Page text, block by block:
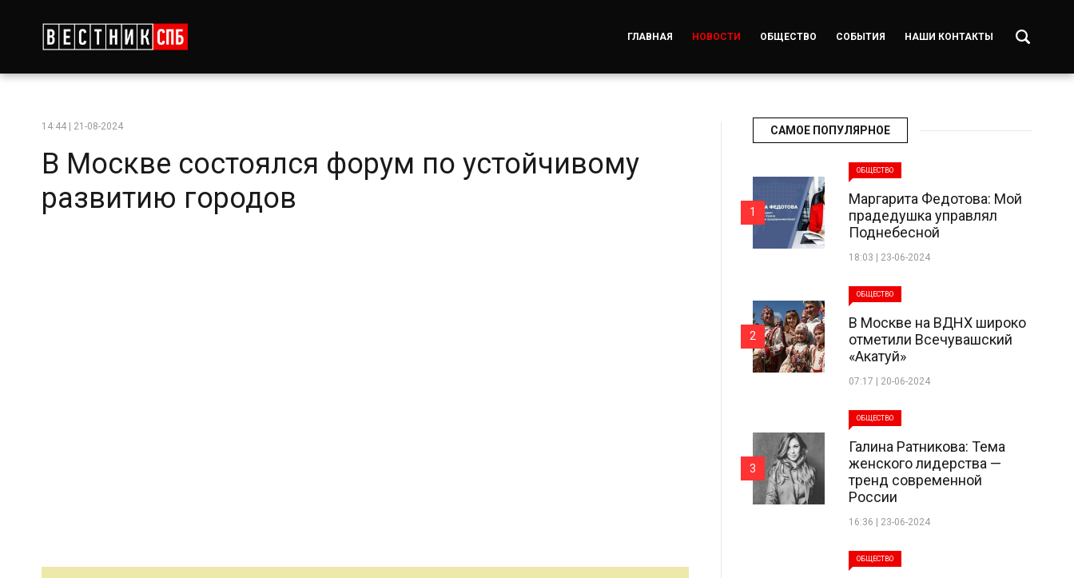
ГЛАВНАЯ НОВОСТИ ОБЩЕСТВО СОБЫТИЯ НАШИ КОНТАКТЫ
14:44 | 21-08-2024
В Москве состоялся форум по устойчивому
развитию городов
САМОЕ ПОПУЛЯРНОЕ
ОБЩЕСТВО
Маргарита Федотова: Мой
прадедушка управлял
Поднебесной
18:03 | 23-06-2024
1
ОБЩЕСТВО
В Москве на ВДНХ широко
отметили Всечувашский
«Акатуй»
07:17 | 20-06-2024
2
ОБЩЕСТВО
Галина Ратникова: Тема
женского лидерства —
тренд современной
России
16:36 | 23-06-2024
3
ОБЩЕСТВО